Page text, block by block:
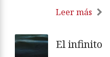
Leer más
El infinito